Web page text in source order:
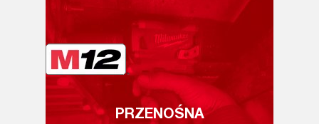
PRZENOŚNA